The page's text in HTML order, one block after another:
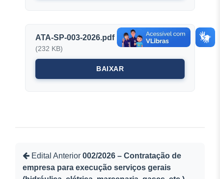
ATA-SP-003-2026.pdf
(232 KB)
BAIXAR
Edital Anterior 002/2026 – Contratação de
empresa para execução serviços gerais